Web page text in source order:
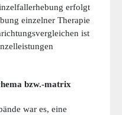
erfolgt
einzelner Therapie
ist
bzw.-matrix
war es, eine